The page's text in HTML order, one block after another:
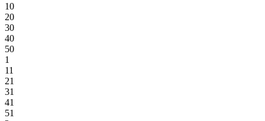
10
20
30
40
50
1
11
21
31
41
51